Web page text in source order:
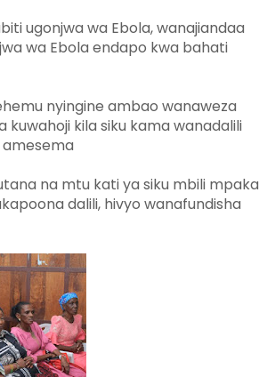
ugonjwa wa Ebola, wanajiandaa
wa Ebola endapo kwa bahati
nyingine ambao wanaweza
kila siku kama wanadalili
amesema
na mtu kati ya siku mbili mpaka
dalili, hivyo wanafundisha